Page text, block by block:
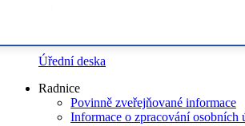
Úřední deska
Radnice
Povinně zveřejňované informace
Informace o zpracování osobních